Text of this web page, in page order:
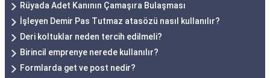
Rüyada Adet Kanının Çamaşıra Bulaşması
İşleyen Demir Pas Tutmaz atasözü nasıl kullanılır?
Deri koltuklar neden tercih edilmeli?
Birincil emprenye nerede kullanılır?
Formlarda get ve post nedir?